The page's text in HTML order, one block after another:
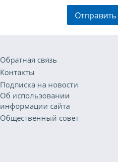
Отправить
Обратная связь
Контакты
Подписка на новости
Об использовании
информации сайта
Общественный совет